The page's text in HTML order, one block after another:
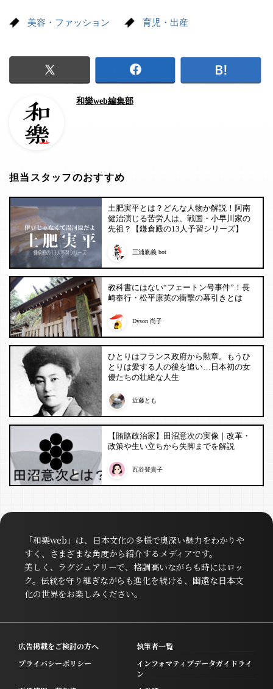
美容・ファッション 育児・出産
和樂web編集部
担当スタッフのおすすめ
土肥実平とは？どんな人物か解説！阿南
健治演じる苦労人は、戦国・小早川家の
先祖？【鎌倉殿の13人予習シリーズ】
三浦胤義 bot
教科書にはない“フェートン号事件”！長
崎奉行・松平康英の衝撃の幕引きとは
Dyson 尚子
ひとりはフランス政府から勲章。もうひ
とりは愛する人の後を追い…日本初の女
優たちの壮絶な人生
近藤とも
【賄賂政治家】田沼意次の実像｜改革・
政策や生い立ちから失脚までを解説
瓦谷登貴子
「和樂web」は、日本文化の多様で奥深い魅力をわかりや
すく、さまざまな角度から紹介するメディアです。
美しく、ラグジュアリーで、格調高いながらも時にはロッ
ク。伝統を守り継ぎながらも進化を続ける、幽遠な日本文
化の世界をお楽しみください。
広告掲載をご検討の方へ
執筆者一覧
プライバシーポリシー
インフォマティブデータガイドライ
ン